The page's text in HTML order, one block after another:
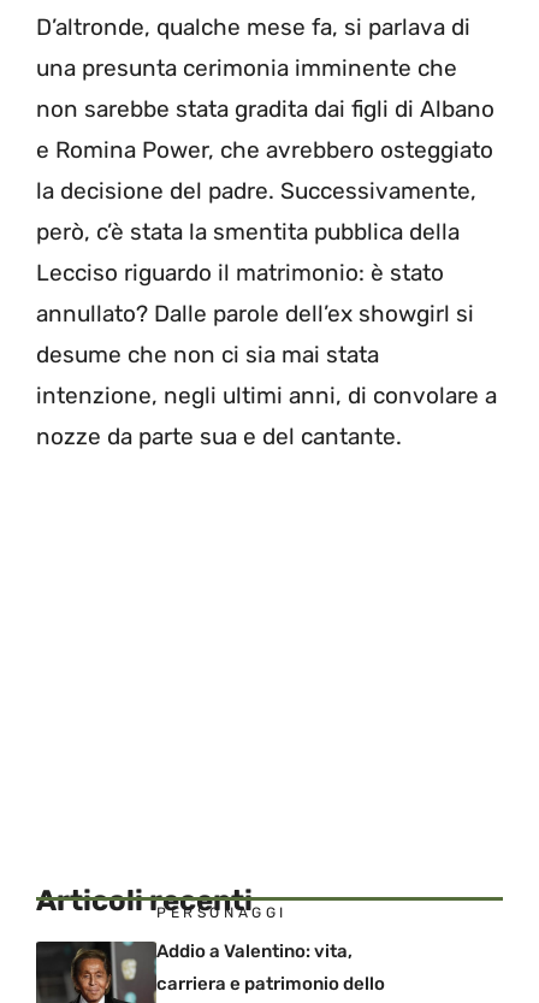
D’altronde, qualche mese fa, si parlava di
una presunta cerimonia imminente che
non sarebbe stata gradita dai figli di Albano
e Romina Power, che avrebbero osteggiato
la decisione del padre. Successivamente,
però, c’è stata la smentita pubblica della
Lecciso riguardo il matrimonio: è stato
annullato? Dalle parole dell’ex showgirl si
desume che non ci sia mai stata
intenzione, negli ultimi anni, di convolare a
nozze da parte sua e del cantante.
Articoli recenti
PERSONAGGI
Addio a Valentino: vita,
carriera e patrimonio dello